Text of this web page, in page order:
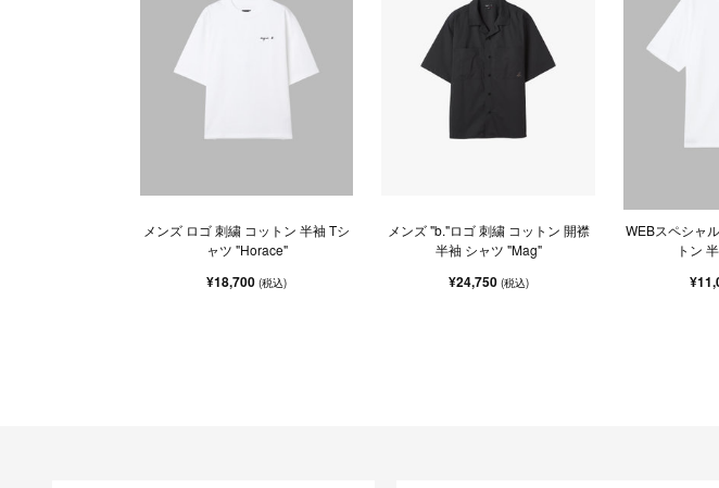
メンズ ロゴ 刺繍 コットン 半袖 Tシ
ャツ "Horace"
¥18,700(税込)
メンズ "b."ロゴ 刺繍 コットン 開襟
半袖 シャツ "Mag"
¥24,750 (税込)
WEBスペシャ
トン